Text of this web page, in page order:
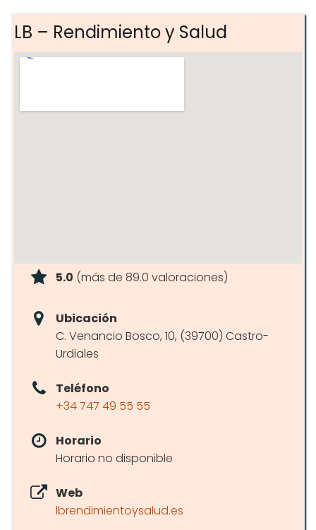
BOXEO
KARATE INFANTIL
KICK BOXING JUVENIL
LB – Rendimiento y Salud
5.0 (más de 89.0 valoraciones)
Ubicación
C. Venancio Bosco, 10, (39700) Castro-
Urdiales
Teléfono
+34 747 49 55 55
Horario
Horario no disponible
Web
lbrendimientoysalud.es